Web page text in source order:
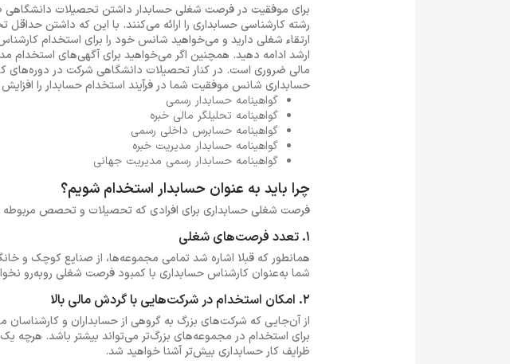
برای موفقیت در فرصت شغلی حسابدار داشتن تحصیلات دانشگاهی
رشته کارشناسی حسابداری را ارائه می‌کنند. با این که داشتن
ارتقاء شغلی دارید و می‌خواهید شانس خود را برای استخدام
ارشد ادامه دهید. همچنین اگر می‌خواهید برای آگهی‌های استخدام
مالی ضروری است. در کنار تحصیلات دانشگاهی شرکت در دوره‌های
حسابداری شانس موفقیت شما در فرآیند استخدام حسابدار را
گواهینامه حسابدار رسمی
گواهینامه تحلیلگر مالی خبره
گواهینامه حسابرس داخلی رسمی
گواهینامه حسابدار مدیریت خبره
گواهینامه حسابدار رسمی مدیریت جهانی
چرا باید به عنوان حسابدار استخدام شویم؟
فرصت شغلی حسابداری برای افرادی که تحصیلات و تحصص مربوطه را
1. تعدد فرصت‌های شغلی
همانطور که قبلا اشاره شد تمامی مجموعه‌ها، از صنایع کوچک و
شما به‌عنوان کارشناس حسابداری با کمبود فرصت شغلی روبه‌رو
2. امکان استخدام در شرکت‌هایی با گردش مالی بالا
از آن‌جایی که شرکت‌های بزرگ به گروهی از حسابداران و
برای استخدام در مجموعه‌های بزرگ‌تر می‌تواند بیشتر باشد. هرچه
ظرایف کار حسابداری بیش‌تر آشنا خواهید شد.